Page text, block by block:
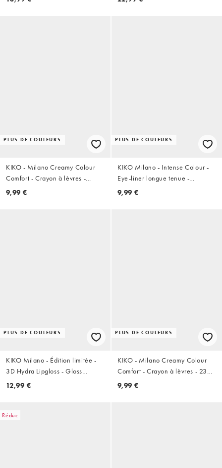
PLUS DE COULEURS
KIKO - Milano Creamy Colour
Comfort - Crayon à lèvres -
07 Mocaccino
9,99 €
PLUS DE COULEURS
KIKO Milano - Intense Colour -
Eye-liner longue tenue -
04 Pearly Brown
9,99 €
PLUS DE COULEURS
KIKO Milano - Édition limitée -
3D Hydra Lipgloss - Gloss
hydratant - 41 Rosy Glares
12,99 €
PLUS DE COULEURS
KIKO - Milano Creamy Colour
Comfort - Crayon à lèvres - 23
Light Mauve
9,99 €
Réduc